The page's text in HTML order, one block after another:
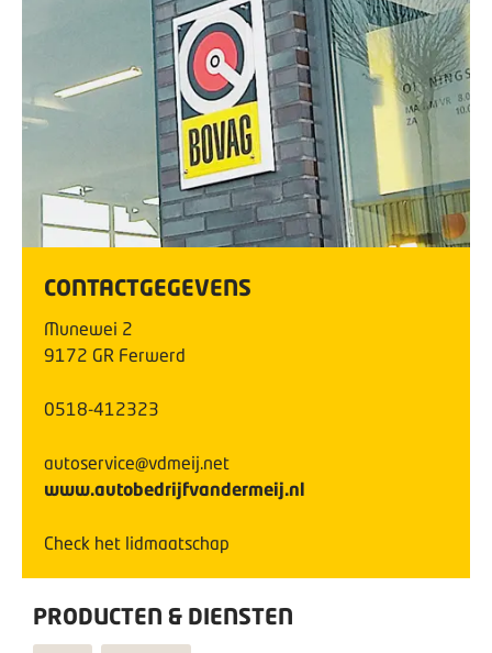
CONTACTGEGEVENS
Munewei 2
9172 GR Ferwerd
0518-412323
autoservice@vdmeij.net
www.autobedrijfvandermeij.nl
Check het lidmaatschap
PRODUCTEN & DIENSTEN